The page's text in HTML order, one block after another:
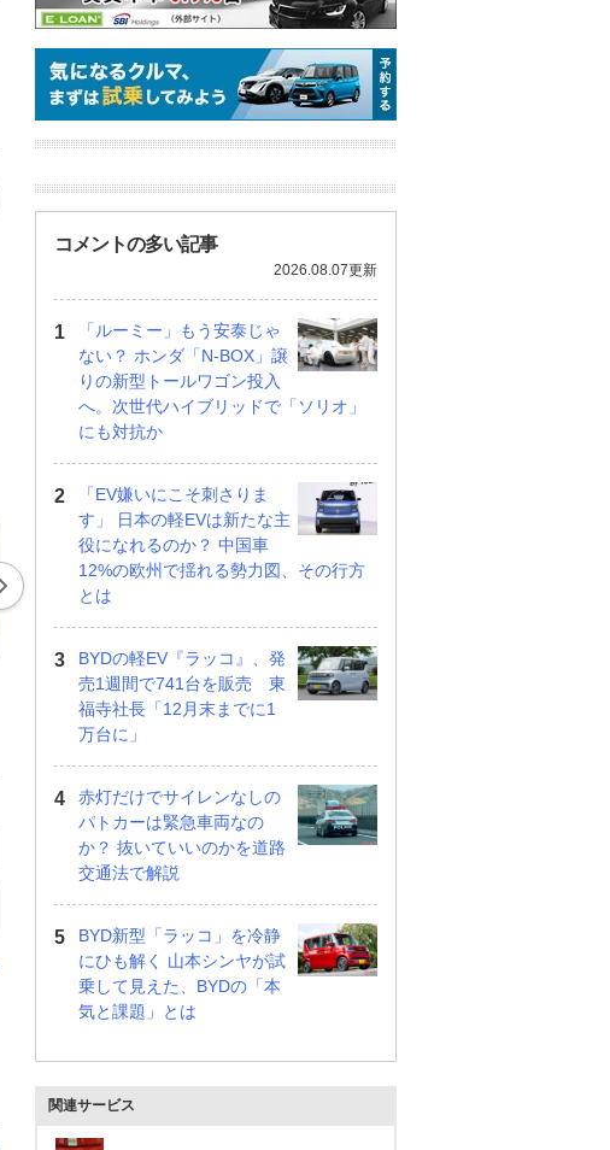
M235 xドライブ 4WD
万円
220d Mスポーツ ディー
ゼルターボ
コメントの多い記事
2026.08.07更新
「ルーミー」もう安泰じゃ
ない？ ホンダ「N-BOX」譲
りの新型トールワゴン投入
へ。次世代ハイブリッドで「ソリオ」
にも対抗か
「EV嫌いにこそ刺さりま
す」 日本の軽EVは新たな主
役になれるのか？ 中国車
12%の欧州で揺れる勢力図、その行方
とは
BYDの軽EV『ラッコ』、発
売1週間で741台を販売 東
福寺社長「12月末までに1
万台に」
赤灯だけでサイレンなしの
パトカーは緊急車両なの
か？ 抜いていいのかを道路
交通法で解説
BYD新型「ラッコ」を冷静
にひも解く 山本シンヤが試
乗して見えた、BYDの「本
気と課題」とは
関連サービス